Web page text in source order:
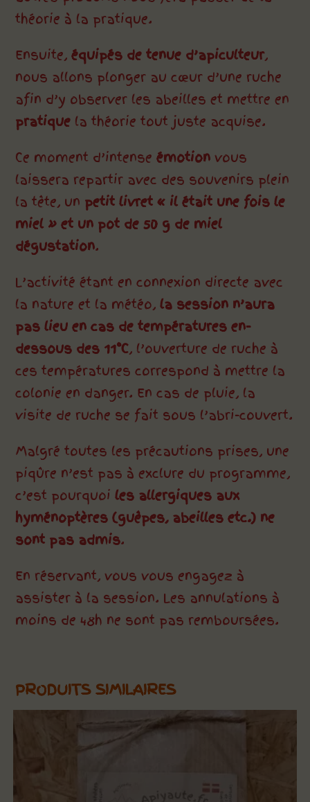
théorie à la pratique.
Ensuite,équipés de tenue d’apiculteur,
nous allons plonger au cœur d’une ruche
afin d’y observer les abeilles et mettre en
pratique la théorie tout juste acquise.
Ce moment d’intenseémotion vous
laissera repartir avec des souvenirs plein
la tête, un petit livret « il était une fois le
miel » et un pot de 50 g de miel
dégustation.
L’activité étant en connexion directe avec
la nature et la météo,la session n’aura
pas lieu en cas de températures en-
dessous des 11°C, l’ouverture de ruche à
ces températures correspond à mettre la
colonie en danger. En cas de pluie, la
visite de ruche se fait sous l’abri-couvert.
Malgré toutes les précautions prises, une
piqûre n’est pas à exclure du programme,
c’est pourquoiles allergiques aux
hyménoptères (guêpes, abeilles etc.) ne
sont pas admis.
En réservant, vous vous engagez à
assister à la session. Les annulations à
moins de 48h ne sont pas remboursées.
PRODUITS SIMILAIRES